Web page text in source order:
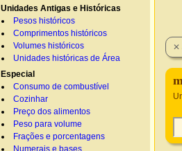
Unidades Antigas e Históricas
Pesos históricos
Comprimentos históricos
Volumes históricos
Unidades históricas de Área
Especial
Consumo de combustível
Cozinhar
Preço dos alimentos
Peso para volume
Frações e porcentagens
Numerais e bases